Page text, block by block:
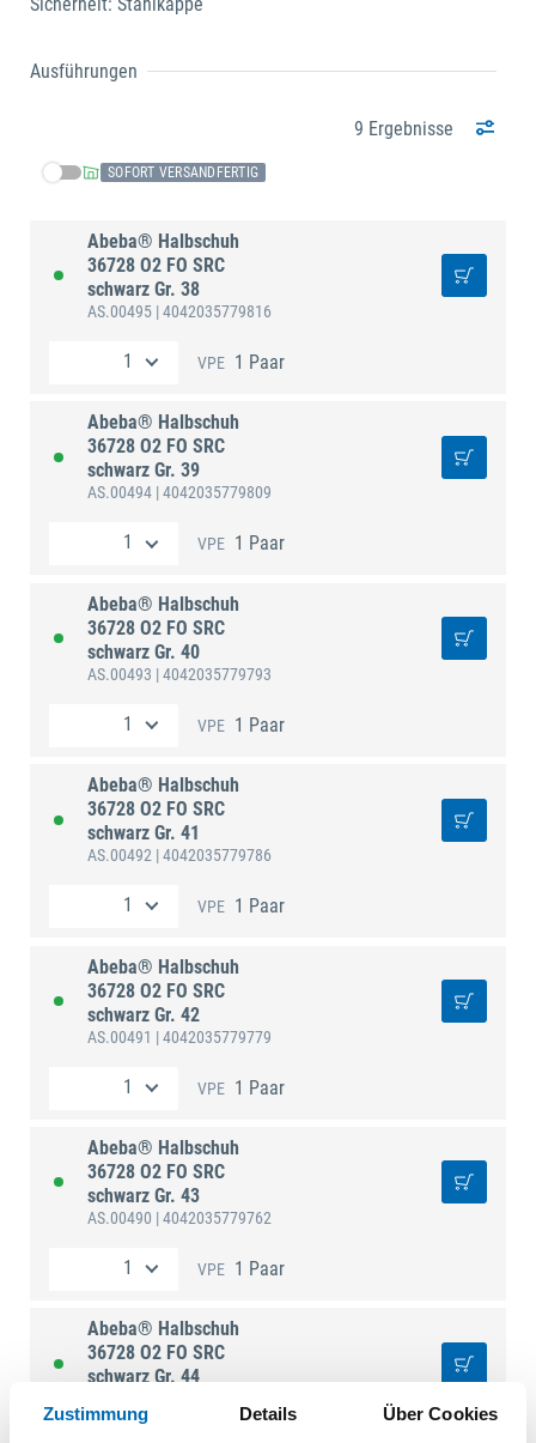
Zustimmung Details Über Cookies
Ausführungen
9 Ergebnisse
SOFORT VERSANDFERTIG
Abeba® Halbschuh
36728 O2 FO SRC
schwarz Gr. 38
AS.00495 | 4042035779816
VPE 1 Paar
Abeba® Halbschuh
36728 O2 FO SRC
schwarz Gr. 39
AS.00494 | 4042035779809
VPE 1 Paar
Abeba® Halbschuh
36728 O2 FO SRC
schwarz Gr. 40
AS.00493 | 4042035779793
VPE 1 Paar
Abeba® Halbschuh
36728 O2 FO SRC
schwarz Gr. 41
AS.00492 | 4042035779786
VPE 1 Paar
Abeba® Halbschuh
36728 O2 FO SRC
schwarz Gr. 42
AS.00491 | 4042035779779
VPE 1 Paar
Abeba® Halbschuh
36728 O2 FO SRC
schwarz Gr. 43
AS.00490 | 4042035779762
VPE 1 Paar
Abeba® Halbschuh
36728 O2 FO SRC
schwarz Gr. 44